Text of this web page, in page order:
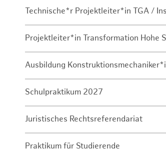
Technische*r Projektleiter*in TGA /
Projektleiter*in Transformation Hohe
Ausbildung
Schulpraktikum 2027
Juristisches Rechtsreferendariat
Praktikum für Studierende